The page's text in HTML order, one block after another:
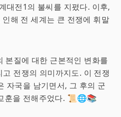
대전1의 불씨를 지폈다. 이후,
해 전 세계는 큰 전쟁에 휘말
본질에 대한 근본적인 변화를
전쟁의 의미까지도. 이 전쟁
자국을 남기면서, 그 후의 군
훈을 전해주었다. 📜🌐📚